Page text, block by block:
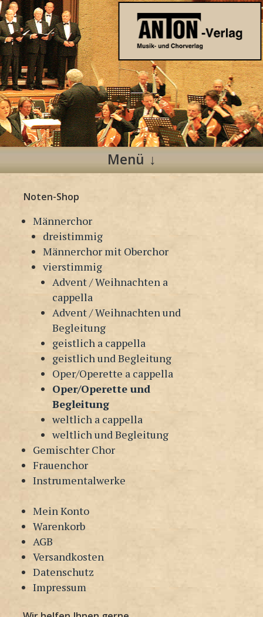
Anton Verlag
Musik- und Chorverlag
Menü
Inhalt
springen
Noten-Shop
Männerchor
dreistimmig
Männerchor mit Oberchor
vierstimmig
Advent / Weihnachten a
cappella
Advent / Weihnachten und
Begleitung
geistlich a cappella
geistlich und Begleitung
Oper/Operette a cappella
Oper/Operette und
Begleitung
weltlich a cappella
weltlich und Begleitung
Gemischter Chor
Frauenchor
Instrumentalwerke
Mein Konto
Warenkorb
AGB
Versandkosten
Datenschutz
Impressum